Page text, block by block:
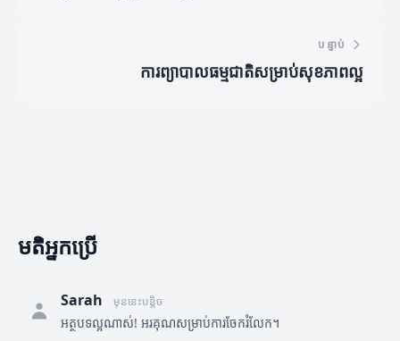
បន្ទាប់
ការព្យាបាលធម្មជាតិសម្រាប់សុខភាពល្អ
មតិអ្នកប្រើ
Sarah មុននេះបន្តិច
អត្ថបទល្អណាស់! អរគុណសម្រាប់ការចែករំលែក។